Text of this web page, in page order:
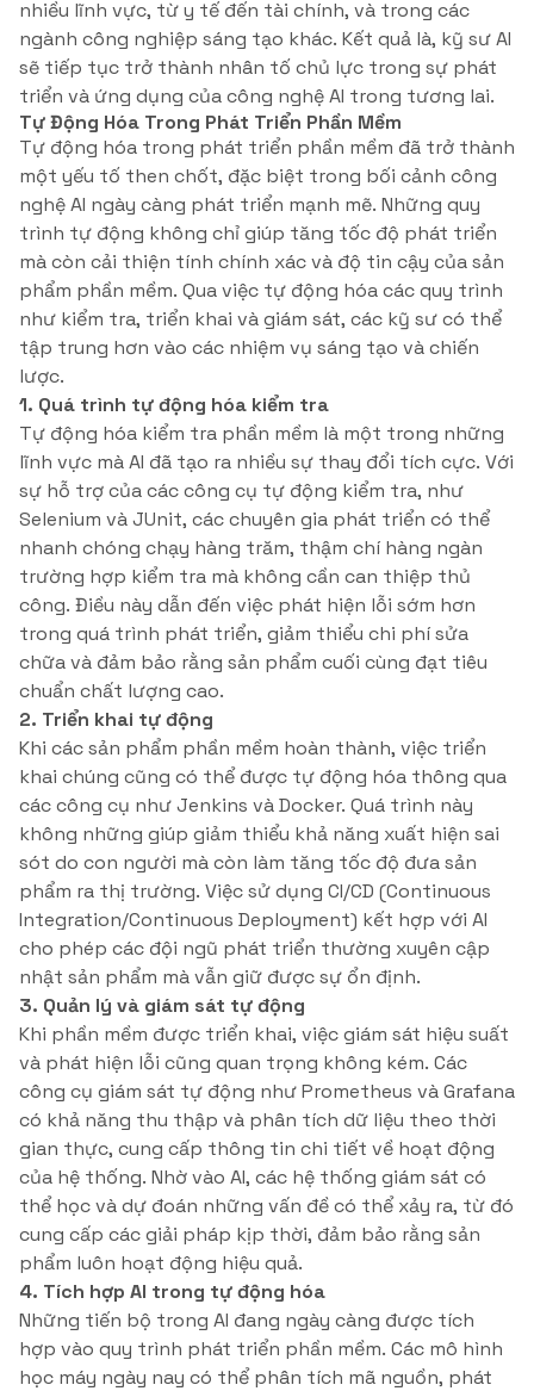
nhiều lĩnh vực, từ y tế đến tài chính, và trong các
ngành công nghiệp sáng tạo khác. Kết quả là, kỹ sư AI
sẽ tiếp tục trở thành nhân tố chủ lực trong sự phát
triển và ứng dụng của công nghệ AI trong tương lai.
Tự Động Hóa Trong Phát Triển Phần Mềm
Tự động hóa trong phát triển phần mềm đã trở thành
một yếu tố then chốt, đặc biệt trong bối cảnh công
nghệ AI ngày càng phát triển mạnh mẽ. Những quy
trình tự động không chỉ giúp tăng tốc độ phát triển
mà còn cải thiện tính chính xác và độ tin cậy của sản
phẩm phần mềm. Qua việc tự động hóa các quy trình
như kiểm tra, triển khai và giám sát, các kỹ sư có thể
tập trung hơn vào các nhiệm vụ sáng tạo và chiến
lược.
1. Quá trình tự động hóa kiểm tra
Tự động hóa kiểm tra phần mềm là một trong những
lĩnh vực mà AI đã tạo ra nhiều sự thay đổi tích cực. Với
sự hỗ trợ của các công cụ tự động kiểm tra, như
Selenium và JUnit, các chuyên gia phát triển có thể
nhanh chóng chạy hàng trăm, thậm chí hàng ngàn
trường hợp kiểm tra mà không cần can thiệp thủ
công. Điều này dẫn đến việc phát hiện lỗi sớm hơn
trong quá trình phát triển, giảm thiểu chi phí sửa
chữa và đảm bảo rằng sản phẩm cuối cùng đạt tiêu
chuẩn chất lượng cao.
2. Triển khai tự động
Khi các sản phẩm phần mềm hoàn thành, việc triển
khai chúng cũng có thể được tự động hóa thông qua
các công cụ như Jenkins và Docker. Quá trình này
không những giúp giảm thiểu khả năng xuất hiện sai
sót do con người mà còn làm tăng tốc độ đưa sản
phẩm ra thị trường. Việc sử dụng CI/CD (Continuous
Integration/Continuous Deployment) kết hợp với AI
cho phép các đội ngũ phát triển thường xuyên cập
nhật sản phẩm mà vẫn giữ được sự ổn định.
3. Quản lý và giám sát tự động
Khi phần mềm được triển khai, việc giám sát hiệu suất
và phát hiện lỗi cũng quan trọng không kém. Các
công cụ giám sát tự động như Prometheus và Grafana
có khả năng thu thập và phân tích dữ liệu theo thời
gian thực, cung cấp thông tin chi tiết về hoạt động
của hệ thống. Nhờ vào AI, các hệ thống giám sát có
thể học và dự đoán những vấn đề có thể xảy ra, từ đó
cung cấp các giải pháp kịp thời, đảm bảo rằng sản
phẩm luôn hoạt động hiệu quả.
4. Tích hợp AI trong tự động hóa
Những tiến bộ trong AI đang ngày càng được tích
hợp vào quy trình phát triển phần mềm. Các mô hình
học máy ngày nay có thể phân tích mã nguồn, phát